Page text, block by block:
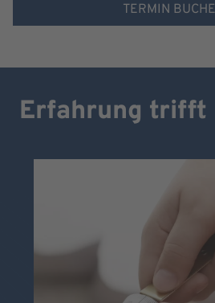
TERMIN
Erfahrung trifft